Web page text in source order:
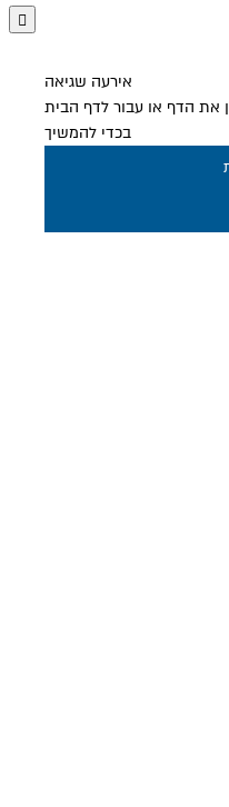
אירעה שגיאה
את הדף או עבור לדף הבית
בכדי להמשיך